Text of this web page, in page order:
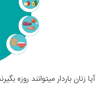
آیا زنان باردار میتوانند روزه بگیرند؟